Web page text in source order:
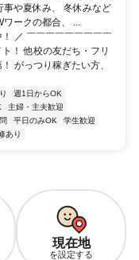
事や夏休み、 冬休みなど
ークの都合、 ...
／ ￣￣￣￣￣￣￣￣￣
！ 他校の友だち・フリ
がっつり稼ぎたい方、
週1日からOK
主婦・主夫歓迎
平日のみOK
学生歓迎
あり
現在地
を設定する